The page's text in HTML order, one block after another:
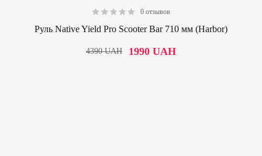
0 отзывов
Руль Native Yield Pro Scooter Bar 710 мм (Harbor)
1990UAH
4390UAH